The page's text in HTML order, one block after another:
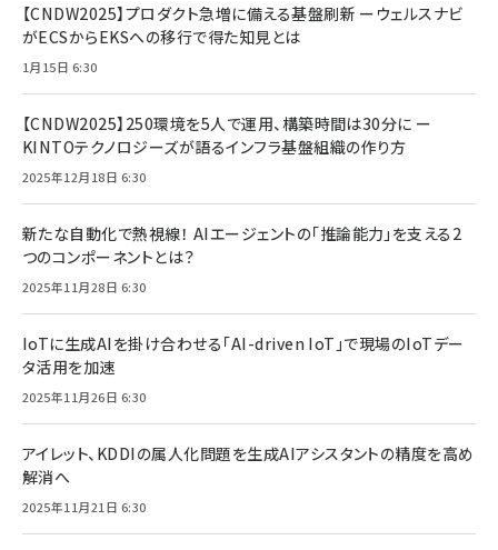
【CNDW2025】プロダクト急増に備える基盤刷新 ーウェルスナビ
がECSからEKSへの移行で得た知見とは
1月15日 6:30
【CNDW2025】250環境を5人で運用、構築時間は30分に ー
KINTOテクノロジーズが語るインフラ基盤組織の作り方
2025年12月18日 6:30
新たな自動化で熱視線！ AIエージェントの「推論能力」を支える2
つのコンポーネントとは？
2025年11月28日 6:30
IoTに生成AIを掛け合わせる「AI-driven IoT」で現場のIoTデー
タ活用を加速
2025年11月26日 6:30
アイレット、KDDIの属人化問題を生成AIアシスタントの精度を高め
解消へ
2025年11月21日 6:30